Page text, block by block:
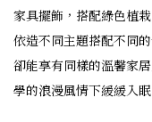
家具擺飾，搭配綠色植
依造不同主題搭配不同
卻能享有同樣的溫馨家
學的浪漫風情下緩緩入